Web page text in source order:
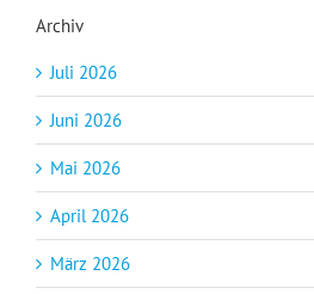
Archiv
Juli 2026
Juni 2026
Mai 2026
April 2026
März 2026